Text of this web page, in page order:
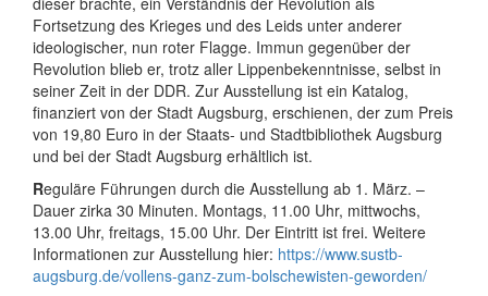
Fortsetzung des Krieges und des Leids unter anderer
ideologischer, nun roter Flagge. Immun gegenüber der
Revolution blieb er, trotz aller Lippenbekenntnisse, selbst in
seiner Zeit in der DDR. Zur Ausstellung ist ein Katalog,
finanziert von der Stadt Augsburg, erschienen, der zum Preis
von 19,80 Euro in der Staats- und Stadtbibliothek Augsburg
und bei der Stadt Augsburg erhältlich ist.
Reguläre Führungen durch die Ausstellung ab 1. März. –
Dauer zirka 30 Minuten. Montags, 11.00 Uhr, mittwochs,
13.00 Uhr, freitags, 15.00 Uhr. Der Eintritt ist frei. Weitere
Informationen zur Ausstellung hier: https://www.sustb-
augsburg.de/vollens-ganz-zum-bolschewisten-geworden/